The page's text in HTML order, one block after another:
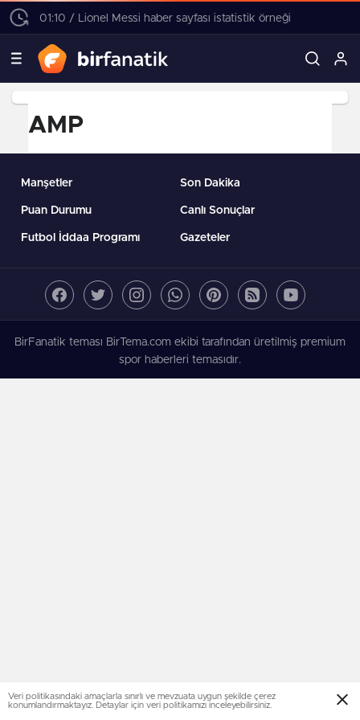
01:10 / Lionel Messi haber sayfası istatistik örneği
AMP
Manşetler Son Dakika
Puan Durumu Canlı Sonuçlar
Futbol İddaa Programı Gazeteler
BirFanatik teması BirTema.com ekibi tarafından üretilmiş premium
spor haberleri temasıdır.
Veri politikasındaki amaçlarla sınırlı ve mevzuata uygun şekilde çerez
konumlandırmaktayız. Detaylar için veri politikamızı inceleyebilirsiniz.